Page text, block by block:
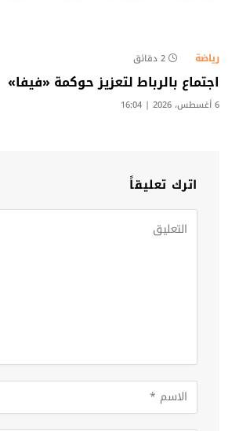
رياضة 2 دقائق
اجتماع بالرباط لتعزيز حوكمة «فيفا»
6 أغسطس، 2026 | 16:04
اترك تعليقاً